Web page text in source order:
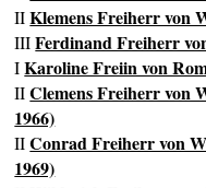
IIKlemens Freiherr von
IIIFerdinand Freiherr
IKaroline Freiin von
IIClemens Freiherr von
1966)
IIConrad Freiherr von
1969)